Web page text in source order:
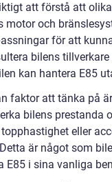
att förstå att
motor och
för att
bilens
kan hantera E85
faktor att tänka på
bilens prestanda
eller
är något som
E85 i sina vanliga